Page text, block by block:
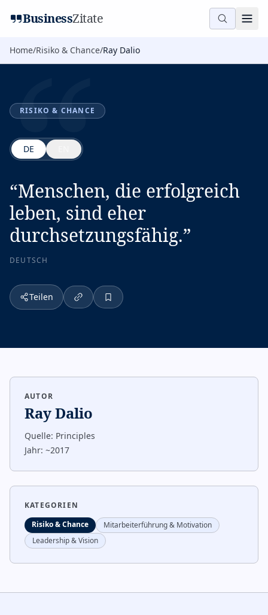
BusinessZitate
Home/Risiko & Chance/Ray Dalio
“
RISIKO & CHANCE
DE
“Menschen, die erfolgreich
leben, sind eher
durchsetzungsfähig.”
DEUTSCH
Teilen
AUTOR
Ray Dalio
Quelle: Principles
Jahr: ~2017
KATEGORIEN
Risiko & Chance
Mitarbeiterführung & Motivation
Leadership & Vision